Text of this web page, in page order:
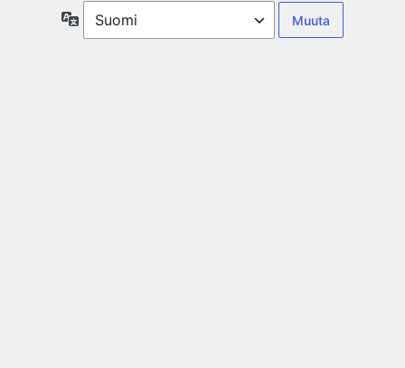
Kieli